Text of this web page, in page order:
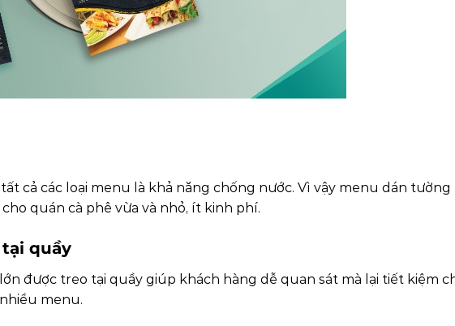
cả các loại menu là khả năng chống nước. Vì vậy menu dán tường
quán cà phê vừa và nhỏ, ít kinh phí.
quầy
được treo tại quầy giúp khách hàng dễ quan sát mà lại tiết kiệm
menu.